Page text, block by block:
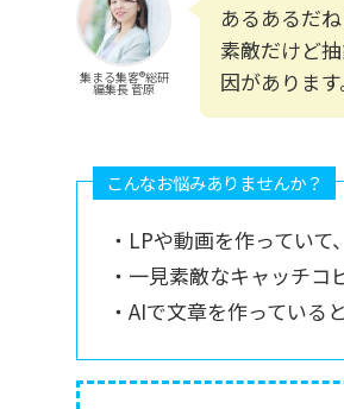
集まる集客®︎総研
編集長 菅原
あるあるだ
素敵だけど
因があります
こんなお悩みありませんか？
・LPや動画を作ってい
・一見素敵なキャッチ
・AIで文章を作っている